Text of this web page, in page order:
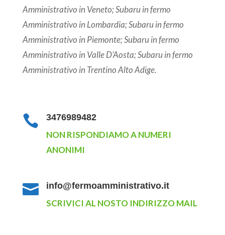
Amministrativo in Veneto; Subaru in fermo
Amministrativo in Lombardia; Subaru in fermo
Amministrativo in Piemonte; Subaru in fermo
Amministrativo in Valle D’Aosta; Subaru in fermo
Amministrativo in Trentino Alto Adige.
 3476989482
NON RISPONDIAMO A NUMERI
ANONIMI
 info@fermoamministrativo.it
SCRIVICI AL NOSTO INDIRIZZO MAIL